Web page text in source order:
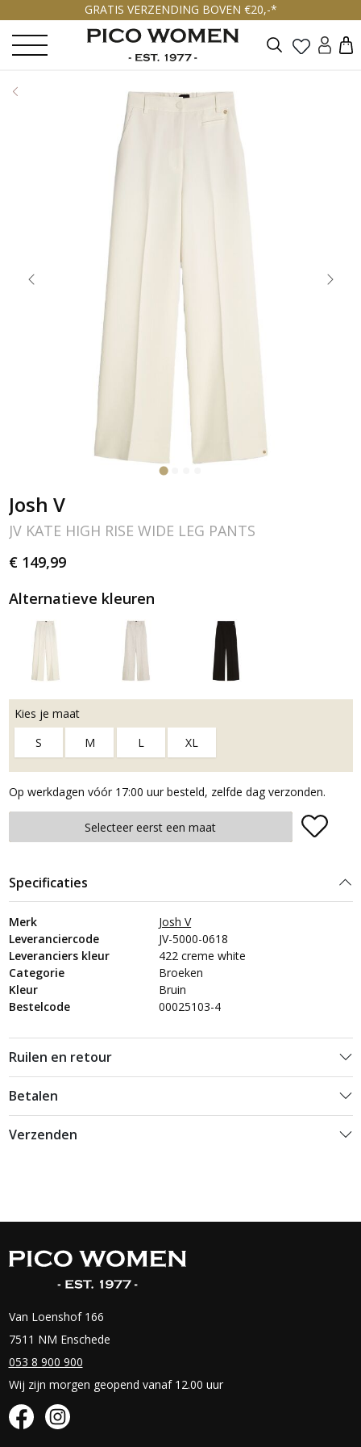
GRATIS VERZENDING BOVEN €20,-*
Zoeken
Josh V
JV KATE HIGH RISE WIDE LEG PANTS
€ 149,99
Alternatieve kleuren
Kies je maat
S
M L XL
Op werkdagen vóór 17:00 uur besteld, zelfde dag verzonden.
Plaats in winkelmand
Selecteer eerst een maat
Specificaties
Merk
Josh V
Leveranciercode
JV-5000-0618
Leveranciers kleur
422 creme white
Categorie
Broeken
Kleur
Bruin
Bestelcode
00025103-4
Ruilen en retour
Betalen
Verzenden
Van Loenshof 166
7511 NM Enschede
053 8 900 900
Wij zijn morgen geopend vanaf 12.00 uur